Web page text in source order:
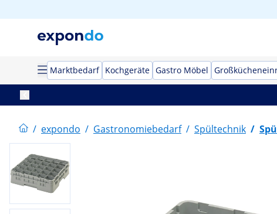
Marktbedarf Kochgeräte Gastro Möbel
/ expondo / Gastronomiebedarf / Spültechnik /